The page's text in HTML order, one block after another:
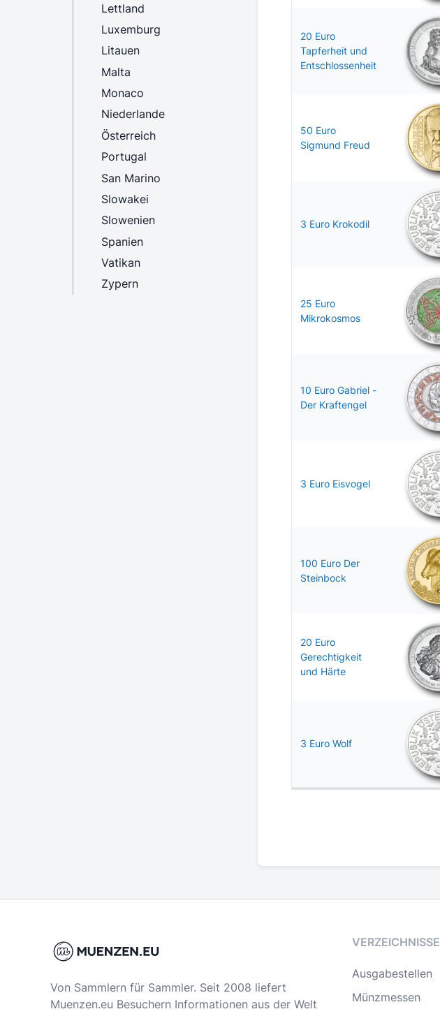
20 Euro
Tapferheit und
Entschlossenheit
50 Euro
Sigmund Freud
3 Euro Krokodil
25 Euro
Mikrokosmos
10 Euro Gabriel -
Der Kraftengel
3 Euro Eisvogel
100 Euro Der
Steinbock
20 Euro
Gerechtigkeit
und Härte
3 Euro Wolf
Lettland
Luxemburg
Litauen
Malta
Monaco
Niederlande
Österreich
Portugal
San Marino
Slowakei
Slowenien
Spanien
Vatikan
Zypern
Von Sammlern für Sammler. Seit 2008 liefert
Muenzen.eu Besuchern Informationen aus der Welt
VERZEICHNISSE
Ausgabestellen
Münzmessen